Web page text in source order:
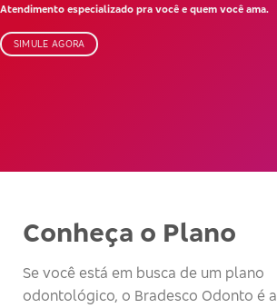
Atendimento especializado pra você e quem você ama.
SIMULE AGORA
Conheça o Plano
Se você está em busca de um plano
odontológico, o Bradesco Odonto é a